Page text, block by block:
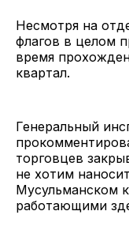
Несмотря на
флагов в целом
время
квартал.
Генеральный
торговцев
не хотим
Мусульманском
работающими